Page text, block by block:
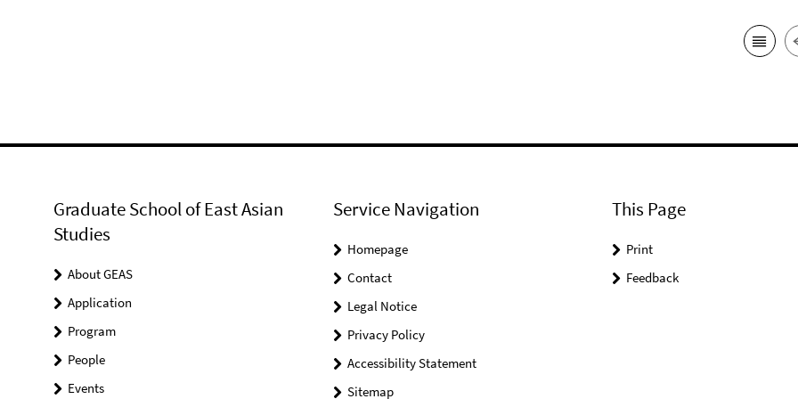
Graduate School of East Asian
Studies
About GEAS
Application
Program
People
Events
Service Navigation
Homepage
Contact
Legal Notice
Privacy Policy
Accessibility Statement
Sitemap
This Page
Print
Feedback